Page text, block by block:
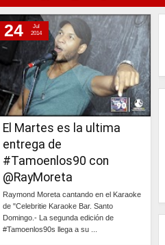
El Martes es la ultima
entrega de
#Tamoenlos90 con
@RayMoreta
Raymond Moreta cantando en el Karaoke
de "Celebritie Karaoke Bar. Santo
Domingo.- La segunda edición de
#Tamoenlos90s llega a su ...
24
Jul
2014